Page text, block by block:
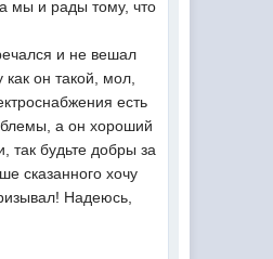
мы и рады тому, что
и не вешал
он такой, мол,
есть
а он хороший
так будьте добры за
сказанного хочу
Надеюсь,